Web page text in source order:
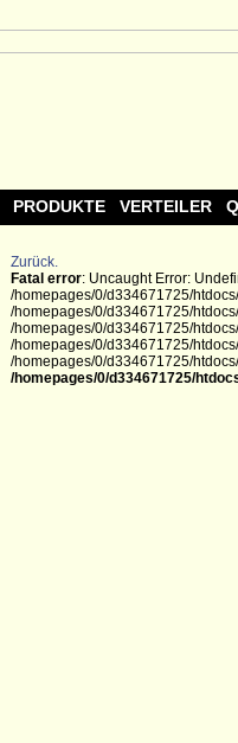
PRODUKTE VERTEILER
Zurück.
Fatal error: Uncaught Error:
/homepages/0/d334671725/
/homepages/0/d334671725/
/homepages/0/d334671725/
/homepages/0/d334671725/
/homepages/0/d334671725/
/homepages/0/d334671725/